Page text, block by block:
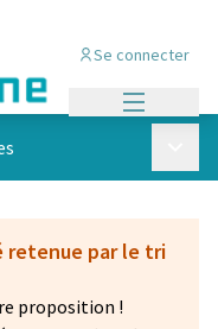
Se connecter
retenue par le tri
proposition !